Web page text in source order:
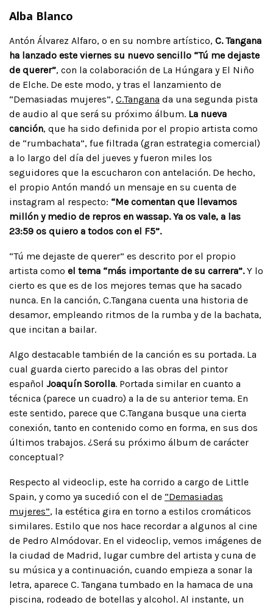
Alba Blanco
Antón Álvarez Alfaro, o en su nombre artístico, C. Tangana
ha lanzado este viernes su nuevo sencillo “Tú me dejaste
de querer”, con la colaboración de La Húngara y El Niño
de Elche. De este modo, y tras el lanzamiento de
“Demasiadas mujeres”, C.Tangana da una segunda pista
de audio al que será su próximo álbum. La nueva
canción, que ha sido definida por el propio artista como
de “rumbachata”, fue filtrada (gran estrategia comercial)
a lo largo del día del jueves y fueron miles los
seguidores que la escucharon con antelación. De hecho,
el propio Antón mandó un mensaje en su cuenta de
instagram al respecto: “Me comentan que llevamos
millón y medio de repros en wassap. Ya os vale, a las
23:59 os quiero a todos con el F5”.
“Tú me dejaste de querer” es descrito por el propio
artista como el tema “más importante de su carrera”.Y lo
cierto es que es de los mejores temas que ha sacado
nunca. En la canción, C.Tangana cuenta una historia de
desamor, empleando ritmos de la rumba y de la bachata,
que incitan a bailar.
Algo destacable también de la canción es su portada. La
cual guarda cierto parecido a las obras del pintor
español Joaquín Sorolla. Portada similar en cuanto a
técnica (parece un cuadro) a la de su anterior tema. En
este sentido, parece que C.Tangana busque una cierta
conexión, tanto en contenido como en forma, en sus dos
últimos trabajos. ¿Será su próximo álbum de carácter
conceptual?
Respecto al videoclip, este ha corrido a cargo de Little
Spain, y como ya sucedió con el de “Demasiadas
mujeres”, la estética gira en torno a estilos cromáticos
similares. Estilo que nos hace recordar a algunos al cine
de Pedro Almódovar. En el videoclip, vemos imágenes de
la ciudad de Madrid, lugar cumbre del artista y cuna de
su música y a continuación, cuando empieza a sonar la
letra, aparece C. Tangana tumbado en la hamaca de una
piscina, rodeado de botellas y alcohol. Al instante, un